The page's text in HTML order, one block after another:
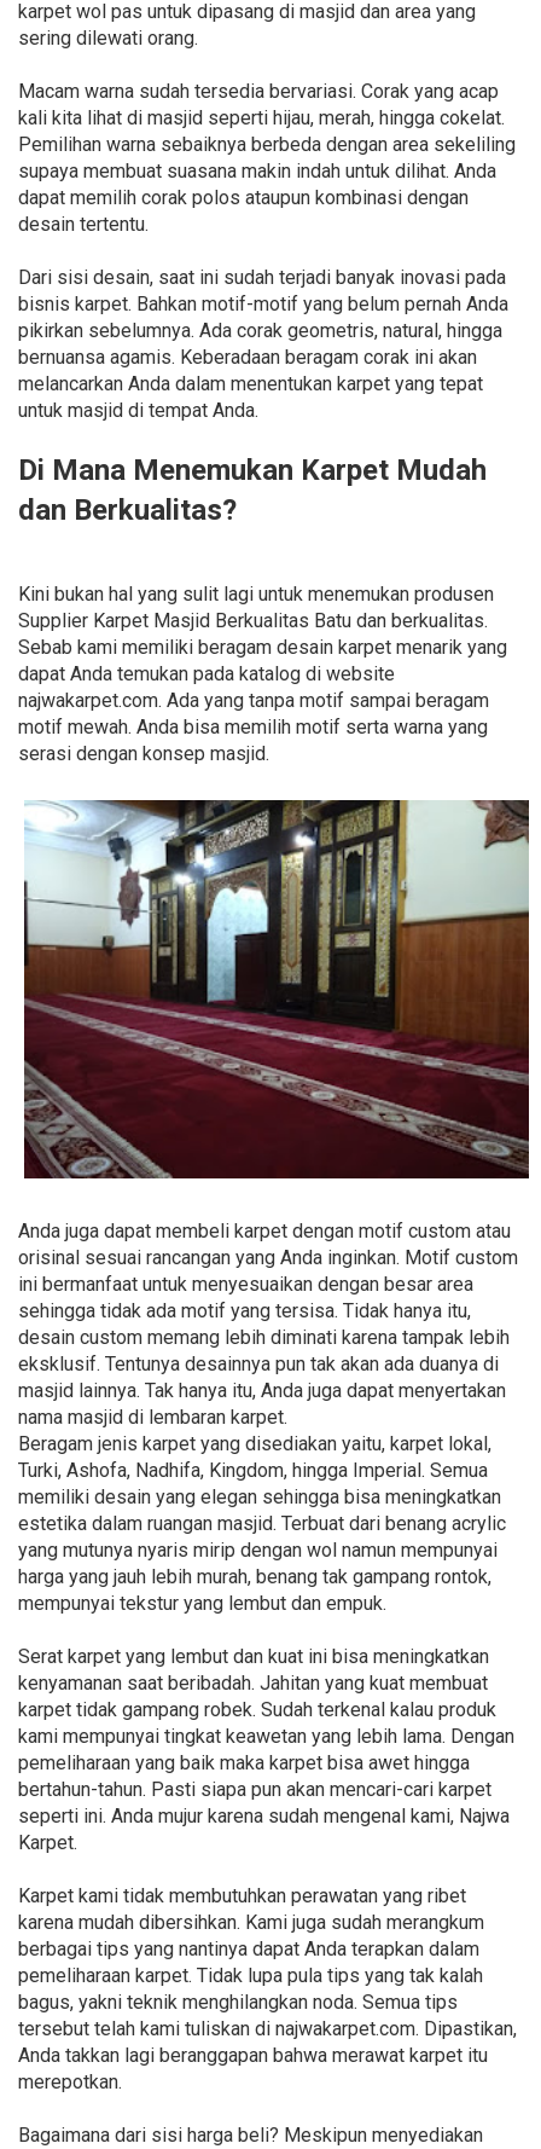
karpet wol pas untuk dipasang di masjid dan area yang
sering dilewati orang.
Macam warna sudah tersedia bervariasi. Corak yang acap
kali kita lihat di masjid seperti hijau, merah, hingga cokelat.
Pemilihan warna sebaiknya berbeda dengan area sekeliling
supaya membuat suasana makin indah untuk dilihat. Anda
dapat memilih corak polos ataupun kombinasi dengan
desain tertentu.
Dari sisi desain, saat ini sudah terjadi banyak inovasi pada
bisnis karpet. Bahkan motif-motif yang belum pernah Anda
pikirkan sebelumnya. Ada corak geometris, natural, hingga
bernuansa agamis. Keberadaan beragam corak ini akan
melancarkan Anda dalam menentukan karpet yang tepat
untuk masjid di tempat Anda.
Di Mana Menemukan Karpet Mudah
dan Berkualitas?
Kini bukan hal yang sulit lagi untuk menemukan produsen
Supplier Karpet Masjid Berkualitas Batu dan berkualitas.
Sebab kami memiliki beragam desain karpet menarik yang
dapat Anda temukan pada katalog di website
najwakarpet.com. Ada yang tanpa motif sampai beragam
motif mewah. Anda bisa memilih motif serta warna yang
serasi dengan konsep masjid.
Anda juga dapat membeli karpet dengan motif custom atau
orisinal sesuai rancangan yang Anda inginkan. Motif custom
ini bermanfaat untuk menyesuaikan dengan besar area
sehingga tidak ada motif yang tersisa. Tidak hanya itu,
desain custom memang lebih diminati karena tampak lebih
eksklusif. Tentunya desainnya pun tak akan ada duanya di
masjid lainnya. Tak hanya itu, Anda juga dapat menyertakan
nama masjid di lembaran karpet.
Beragam jenis karpet yang disediakan yaitu, karpet lokal,
Turki, Ashofa, Nadhifa, Kingdom, hingga Imperial. Semua
memiliki desain yang elegan sehingga bisa meningkatkan
estetika dalam ruangan masjid. Terbuat dari benang acrylic
yang mutunya nyaris mirip dengan wol namun mempunyai
harga yang jauh lebih murah, benang tak gampang rontok,
mempunyai tekstur yang lembut dan empuk.
Serat karpet yang lembut dan kuat ini bisa meningkatkan
kenyamanan saat beribadah. Jahitan yang kuat membuat
karpet tidak gampang robek. Sudah terkenal kalau produk
kami mempunyai tingkat keawetan yang lebih lama. Dengan
pemeliharaan yang baik maka karpet bisa awet hingga
bertahun-tahun. Pasti siapa pun akan mencari-cari karpet
seperti ini. Anda mujur karena sudah mengenal kami, Najwa
Karpet.
Karpet kami tidak membutuhkan perawatan yang ribet
karena mudah dibersihkan. Kami juga sudah merangkum
berbagai tips yang nantinya dapat Anda terapkan dalam
pemeliharaan karpet. Tidak lupa pula tips yang tak kalah
bagus, yakni teknik menghilangkan noda. Semua tips
tersebut telah kami tuliskan di najwakarpet.com. Dipastikan,
Anda takkan lagi beranggapan bahwa merawat karpet itu
merepotkan.
Bagaimana dari sisi harga beli? Meskipun menyediakan